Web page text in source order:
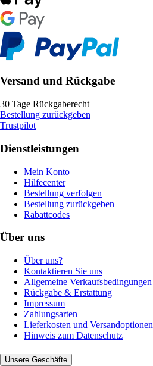
Versand und Rückgabe
30 Tage Rückgaberecht
Bestellung zurückgeben
Trustpilot
Dienstleistungen
Mein Konto
Hilfecenter
Bestellung verfolgen
Bestellung zurückgeben
Rabattcodes
Über uns
Über uns?
Kontaktieren Sie uns
Allgemeine Verkaufsbedingungen
Rückgabe & Erstattung
Impressum
Zahlungsarten
Lieferkosten und Versandoptionen
Hinweis zum Datenschutz
Unsere Geschäfte